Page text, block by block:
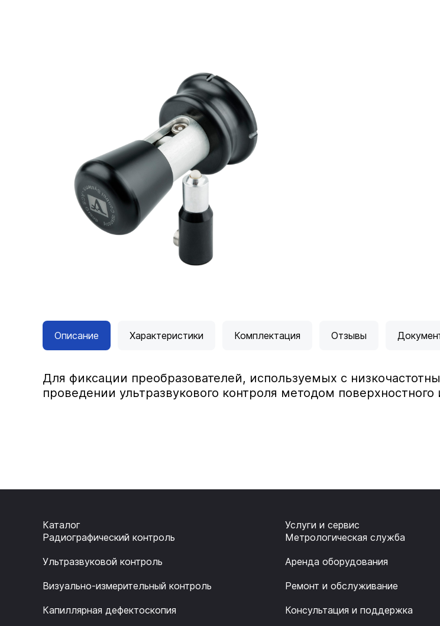
Описание Характеристики Комплектация Отзывы
Для фиксации преобразователей, используемых с
проведении ультразвукового контроля методом поверхностного
Каталог
Радиографический контроль
Ультразвуковой контроль
Визуально-измерительный контроль
Капиллярная дефектоскопия
Услуги и сервис
Метрологическая служба
Аренда оборудования
Ремонт и обслуживание
Консультация и поддержка